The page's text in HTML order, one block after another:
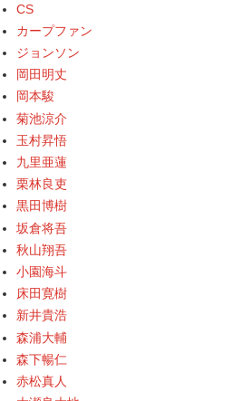
CS
カープファン
ジョンソン
岡田明丈
岡本駿
菊池涼介
玉村昇悟
九里亜蓮
栗林良吏
黒田博樹
坂倉将吾
秋山翔吾
小園海斗
床田寛樹
新井貴浩
森浦大輔
森下暢仁
赤松真人